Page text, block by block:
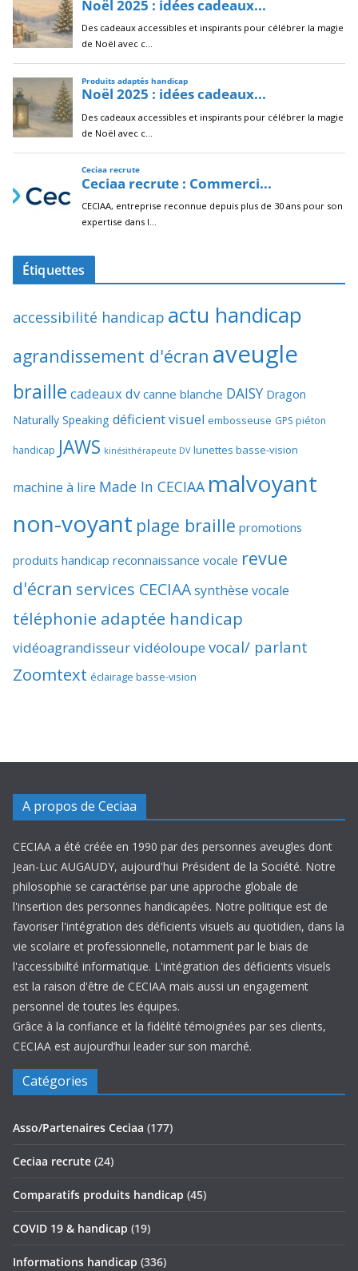
Étiquettes
accessibilité handicap actu handicap
agrandissement d'écran aveugle
braille cadeaux dv canne blanche DAISY Dragon
Naturally Speaking déficient visuel embosseuse GPS piéton
handicap JAWS kinésithérapeute DV lunettes basse-vision
machine à lire Made In CECIAA malvoyant
non-voyant plage braille promotions
produits handicap reconnaissance vocale revue
d'écran services CECIAAsynthèse vocale
téléphonie adaptée handicap
vidéoagrandisseurvidéoloupevocal/ parlant
Zoomtext éclairage basse-vision
A propos de Ceciaa
CECIAA a été créée en 1990 par des personnes aveugles dont
Jean-Luc AUGAUDY, aujourd'hui Président de la Société. Notre
philosophie se caractérise par une approche globale de
l'insertion des personnes handicapées. Notre politique est de
favoriser l'intégration des déficients visuels au quotidien, dans la
vie scolaire et professionnelle, notamment par le biais de
l'accessibiilté informatique. L'intégration des déficients visuels
est la raison d'être de CECIAA mais aussi un engagement
personnel de toutes les équipes.
Grâce à la confiance et la fidélité témoignées par ses clients,
CECIAA est aujourd’hui leader sur son marché.
Catégories
Asso/Partenaires Ceciaa (177)
Ceciaa recrute (24)
Comparatifs produits handicap (45)
COVID 19 & handicap (19)
Informations handicap (336)